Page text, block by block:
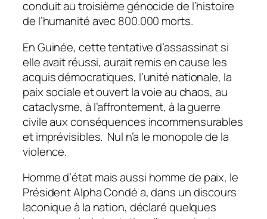
conduit au troisième génocide de l’histoire
de l’humanité avec 800.000 morts.
En Guinée, cette tentative d’assassinat si
elle avait réussi, aurait remis en cause les
acquis démocratiques, l’unité nationale, la
paix sociale et ouvert la voie au chaos, au
cataclysme, à l’affrontement, à la guerre
civile aux conséquences incommensurables
et imprévisibles. Nul n’a le monopole de la
violence.
Homme d’état mais aussi homme de paix, le
Président Alpha Condé a, dans un discours
laconique à la nation, déclaré quelques